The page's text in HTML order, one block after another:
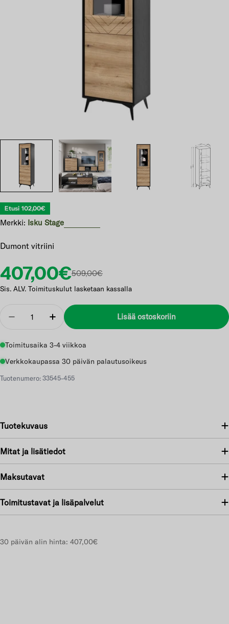
0 modaali-ikkunassa
Etusi 102,00€
Merkki: Isku Stage
Dumont vitriini
Etuhinta
407,00€
Normaalihinta
509,00€
Sis. ALV. Toimituskulut lasketaan kassalla
Vähennä Lisää
Lisää ostoskoriin
Toimitusaika 3-4 viikkoa
Verkkokaupassa 30 päivän palautusoikeus
Tuotenumero: 33545-455
Tuotekuvaus
Mitat ja lisätiedot
Maksutavat
Toimitustavat ja lisäpalvelut
30 päivän alin hinta: 407,00€